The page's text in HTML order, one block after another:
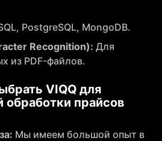
PostgreSQL, MongoDB.
Recognition): Для
из PDF-файлов.
VIQQ для
обработки прайсов
Мы имеем большой опыт в